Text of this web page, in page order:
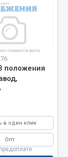
положения
в один клик
Опт